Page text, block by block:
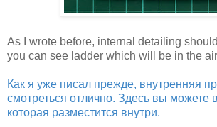
As I wrote before, internal detailing
you can see ladder which will be in the
Как я уже писал прежде, внутренняя
смотреться отлично. Здесь вы можете
которая разместится внутри.